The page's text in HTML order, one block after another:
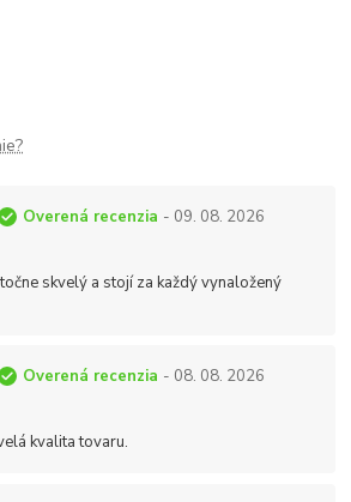
Overená recenzia - 09. 08. 2026
skvelý a stojí za každý vynaložený
Overená recenzia - 08. 08. 2026
kvalita tovaru.